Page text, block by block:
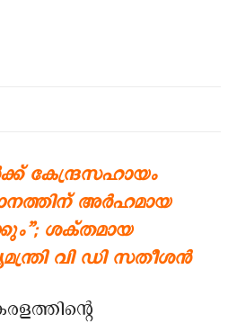
കേന്ദ്രസഹായം
അർഹമായ
ശക്തമായ
വി ഡി സതീശൻ